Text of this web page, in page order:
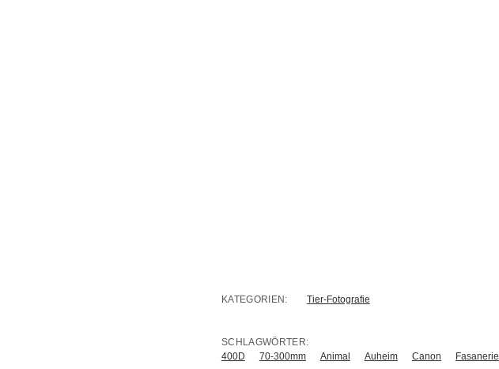
KATEGORIEN: Tier-Fotografie
SCHLAGWÖRTER:
400D
70-300mm Animal Auheim Canon Fasanerie